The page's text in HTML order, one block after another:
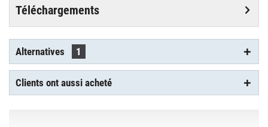
Téléchargements
Alternatives 1
Clients ont aussi acheté